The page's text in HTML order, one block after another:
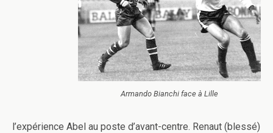
Armando Bianchi face à Lille
l’expérience Abel au poste d’avant-centre. Renaut (blessé)